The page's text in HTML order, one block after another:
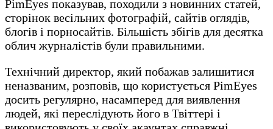
PimEyes показував, походили з новинних статей,
сторінок весільних фотографій, сайтів оглядів,
блогів і порносайтів. Більшість збігів для десятка
облич журналістів були правильними.
Технічний директор, який побажав залишитися
неназваним, розповів, що користується PimEyes
досить регулярно, насамперед для виявлення
людей, які переслідують його в Твіттері і